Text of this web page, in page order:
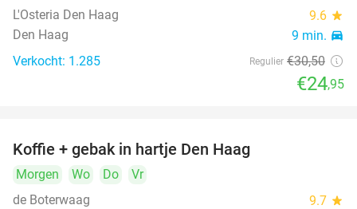
L'Osteria Den Haag
9.6 star
Den Haag 9 min. directions_car
Verkocht: 1.285 Regulier €30,50
€24,95
Koffie + gebak in hartje Den Haag
Morgen Wo Do
Vr
de Boterwaag
9.7 star